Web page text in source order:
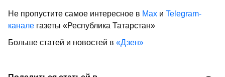
Не пропустите самое интересное в Max и Telegram-
канале газеты «Республика Татарстан»
Больше статей и новостей в «Дзен»